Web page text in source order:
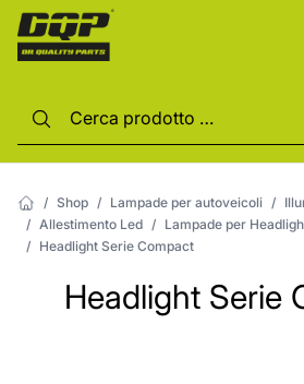
/ Shop / Lampade per autoveicoli /
/ Allestimento Led / Lampade per
/ Headlight Serie Compact
Headlight Serie